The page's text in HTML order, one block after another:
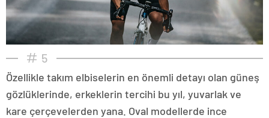
5
Özellikle takım elbiselerin en önemli detayı olan güneş
gözlüklerinde, erkeklerin tercihi bu yıl, yuvarlak ve
kare çerçevelerden yana. Oval modellerde ince